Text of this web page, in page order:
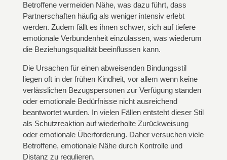
Betroffene vermeiden Nähe, was dazu führt, dass
Partnerschaften häufig als weniger intensiv erlebt
werden. Zudem fällt es ihnen schwer, sich auf tiefere
emotionale Verbundenheit einzulassen, was wiederum
die Beziehungsqualität beeinflussen kann.
Die Ursachen für einen abweisenden Bindungsstil
liegen oft in der frühen Kindheit, vor allem wenn keine
verlässlichen Bezugspersonen zur Verfügung standen
oder emotionale Bedürfnisse nicht ausreichend
beantwortet wurden. In vielen Fällen entsteht dieser Stil
als Schutzreaktion auf wiederholte Zurückweisung
oder emotionale Überforderung. Daher versuchen viele
Betroffene, emotionale Nähe durch Kontrolle und
Distanz zu regulieren.